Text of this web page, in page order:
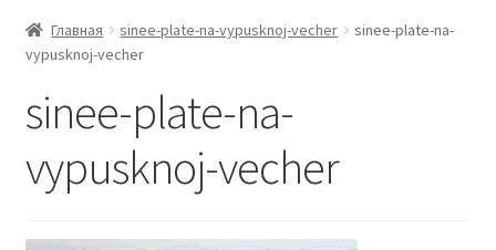
Главная sinee-plate-na-vypusknoj-vecher
sinee-plate-na-
vypusknoj-vecher
sinee-plate-na-
vypusknoj-vecher